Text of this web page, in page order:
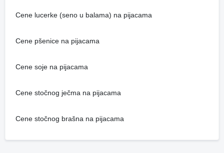
Cene lucerke (seno u balama) na pijacama
Cene pšenice na pijacama
Cene soje na pijacama
Cene stočnog ječma na pijacama
Cene stočnog brašna na pijacama